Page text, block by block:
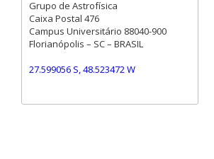
Grupo de Astrofísica
Caixa Postal 476
Campus Universitário 88040-900
Florianópolis – SC – BRASIL
27.599056 S, 48.523472 W